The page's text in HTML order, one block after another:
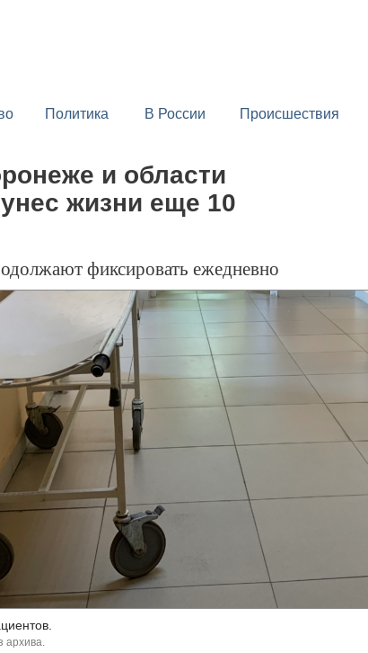
Политика В России Происшествия
и области
жизни еще 10
фиксировать ежедневно
архива.